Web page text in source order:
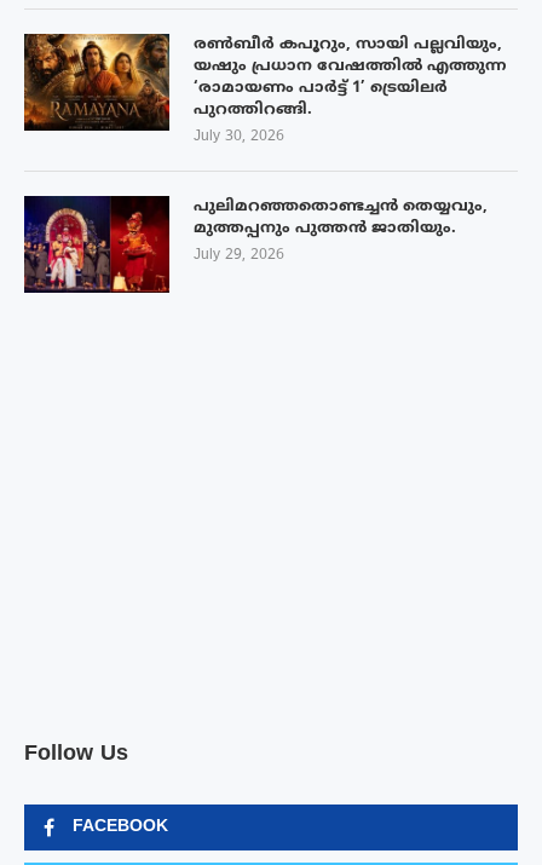
രൺബീർ കപൂറും, സായി പല്ലവിയും,
യഷും പ്രധാന വേഷത്തിൽ എത്തുന്ന
‘രാമായണം പാർട്ട് 1’ ട്രെയിലർ
പുറത്തിറങ്ങി.
July 30, 2026
പുലിമറഞ്ഞതൊണ്ടച്ചൻ തെയ്യവും,
മുത്തപ്പനും പുത്തൻ ജാതിയും.
July 29, 2026
Follow Us
FACEBOOK